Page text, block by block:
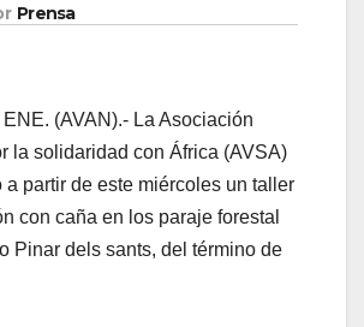
Prensa
(AVAN).- La Asociación
la solidaridad con África (AVSA)
a partir de este miércoles un taller
con caña en los paraje forestal
Pinar dels sants, del término de